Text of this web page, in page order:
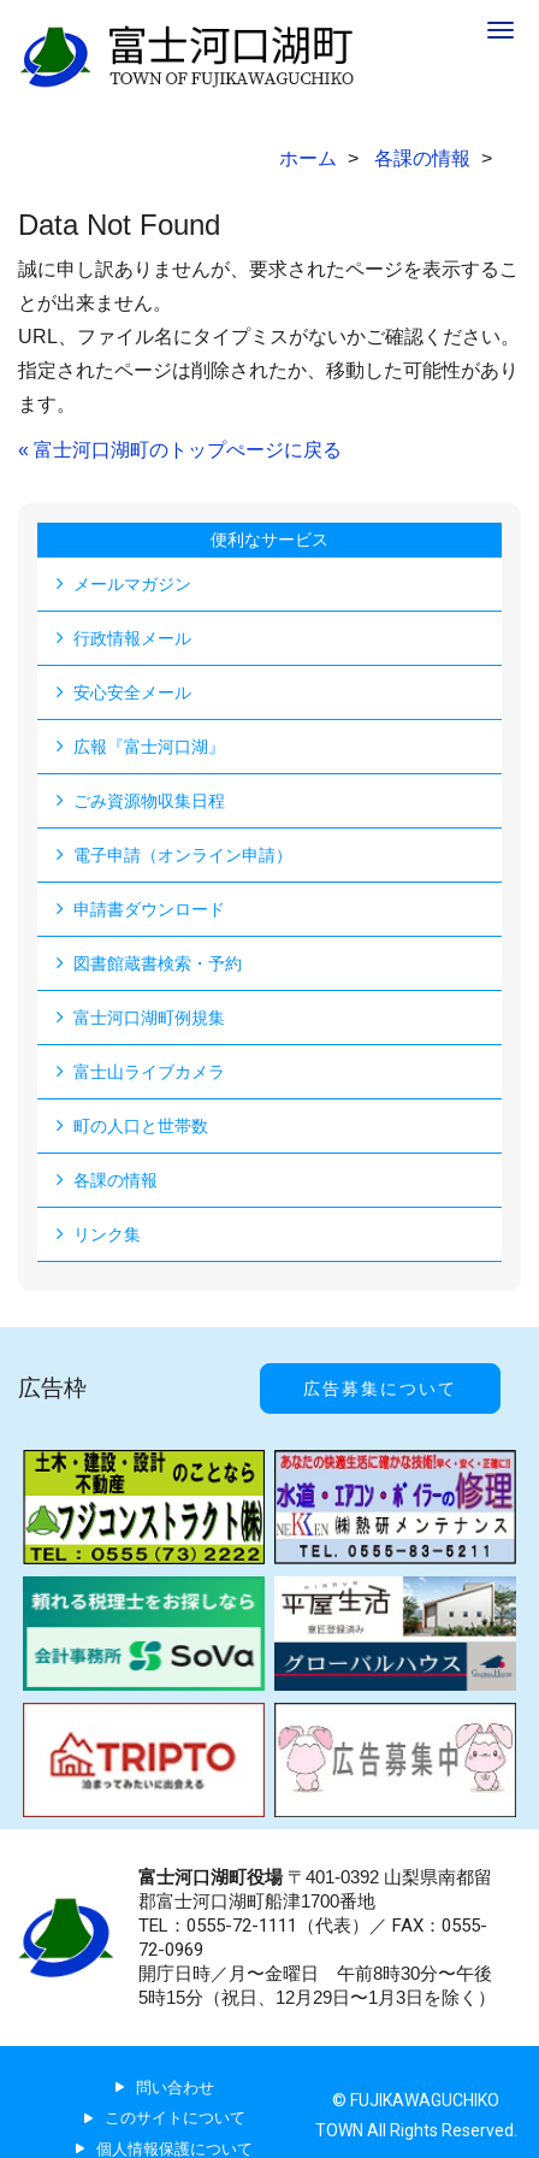
ホーム 各課の情報
Data Not Found
誠に申し訳ありませんが、要求されたページを表示するこ
とが出来ません。
URL、ファイル名にタイプミスがないかご確認ください。
指定されたページは削除されたか、移動した可能性があり
ます。
« 富士河口湖町のトップぺージに戻る
便利なサービス
メールマガジン
行政情報メール
安心安全メール
広報『富士河口湖』
ごみ資源物収集日程
電子申請（オンライン申請）
申請書ダウンロード
図書館蔵書検索・予約
富士河口湖町例規集
富士山ライブカメラ
町の人口と世帯数
各課の情報
リンク集
広告枠 広告募集について
富士河口湖町役場〒401-0392 山梨県南都留
郡富士河口湖町船津1700番地
TEL：0555-72-1111 （代表）／ FAX：0555-
72-0969
開庁日時／月〜金曜日 午前8時30分〜午後
5時15分（祝日、12月29日〜1月3日を除く）
問い合わせ
このサイトについて
個人情報保護について
© FUJIKAWAGUCHIKO
TOWN All Rights Reserved.